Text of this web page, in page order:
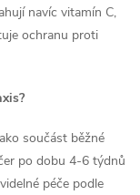
navíc vitamín C,
ochranu proti
součást běžné
po dobu 4-6 týdnů
péče podle